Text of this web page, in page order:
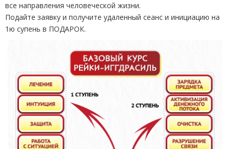
все направления человеческой жизни.
Подайте заявку и получите удаленный сеанс и инициацию на
1ю супень в ПОДАРОК.